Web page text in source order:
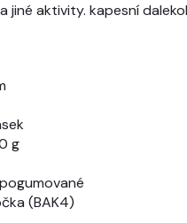
aktivity. kapesní
g
(BAK4)